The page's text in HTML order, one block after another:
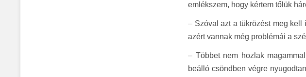
emlékszem, hogy kértem tőlük
– Szóval azt a tükrözést meg kell
azért vannak még problémái a
– Többet nem hozlak
beálló csöndben végre